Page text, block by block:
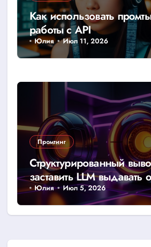
Как использовать
работы с API
Юлия Июл 11, 2026
Промтинг
Структурированный
заставить LLM выдавать
строго в JSON или CSV
Юлия Июл 5, 2026